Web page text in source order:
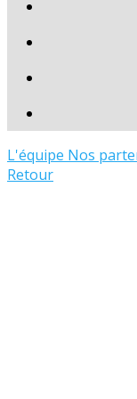
L'équipe Nos
Retour